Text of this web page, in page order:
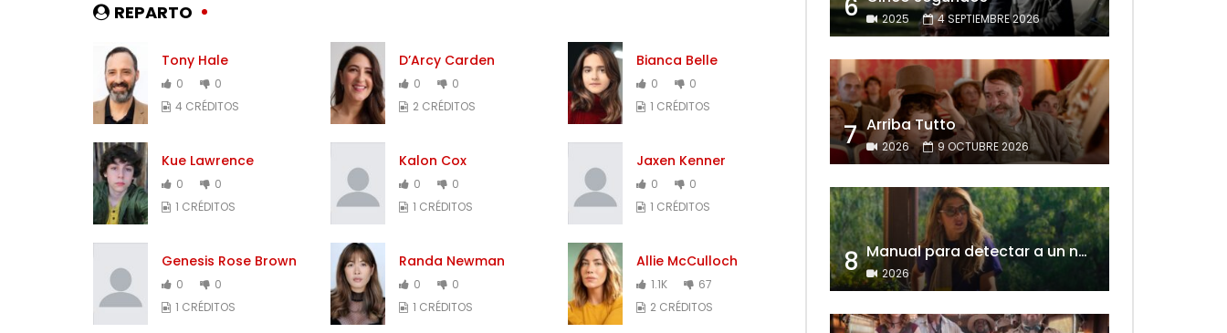
REPARTO
Tony Hale
0
0
4 CRÉDITOS
D’Arcy Carden
0
0
2 CRÉDITOS
Bianca Belle
0
0
1 CRÉDITOS
Kue Lawrence
0
0
1 CRÉDITOS
Kalon Cox
0
0
1 CRÉDITOS
Jaxen Kenner
0
0
1 CRÉDITOS
Genesis Rose Brown
0
0
1 CRÉDITOS
Randa Newman
0
0
1 CRÉDITOS
Allie McCulloch
1.1K
67
2 CRÉDITOS
6 2025 4 SEPTIEMBRE 2026
7 Arriba Tutto
2026 9 OCTUBRE 2026
8 Manual para detectar a un narcisista
2026